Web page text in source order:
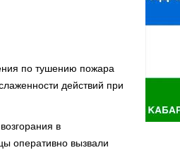
по тушению пожара
действий при
в
оперативно вызвали